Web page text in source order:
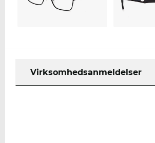
Virksomhedsanmeldelser